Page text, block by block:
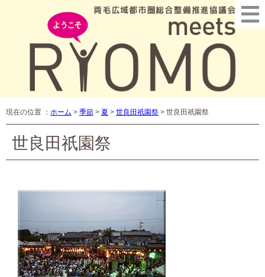
現在の位置 ： ホーム > 季節 > 夏 > 世良田祇園祭 > 世良田祇園祭
世良田祇園祭